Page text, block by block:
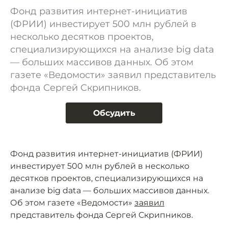
Фонд развития интернет-инициатив
(ФРИИ) инвестирует 500 млн рублей в
несколько десятков проектов,
специализирующихся на анализе big data
— больших массивов данных. Об этом
газете «Ведомости» заявил представитель
фонда Сергей Скрипников.
Обсудить
Фонд развития интернет-инициатив (ФРИИ)
инвестирует 500 млн рублей в несколько
десятков проектов, специализирующихся на
анализе big data — больших массивов данных.
Об этом газете «Ведомости» заявил
представитель фонда Сергей Скрипников.